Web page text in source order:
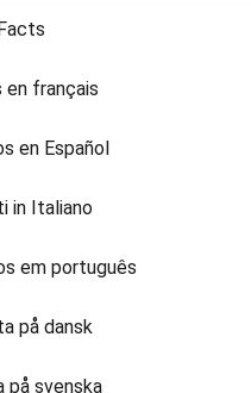
français
en Español
Italiano
português
på dansk
svenska